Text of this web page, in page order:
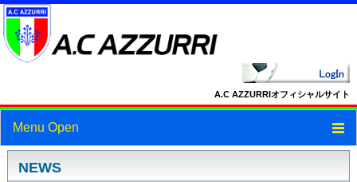
A.C AZZURRIオフィシャルサイト
Menu Open
トップ
NEWS